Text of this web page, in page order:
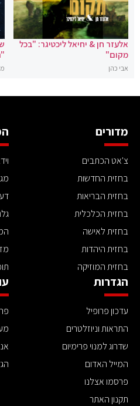
אלעזר חן & יחיאל ליכטיגר: "בכל
מקום"
אבי כהן
מדורים
צ'אט הכתבים
בחזית החדשות
בחזית הבריאות
בחזית הכלכלית
בחזית לאישה
בחזית היהדות
בחזית המוזיקה
הגדרות
עדכון פרופיל
התראות וניוזלטרים
שדרוג למנוי פרימיום
המייל האדום
פרסמו אצלנו
תקנון האתר